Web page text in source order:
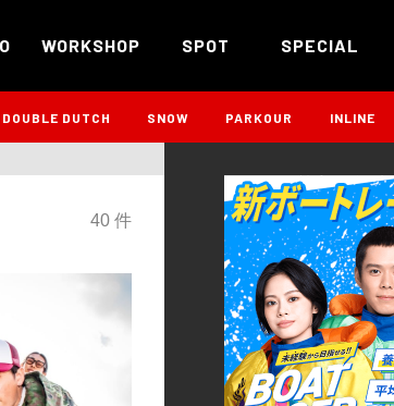
WORKSHOP SPOT SPECIAL
DOUBLE DUTCH SNOW PARKOUR INLINE
40 件